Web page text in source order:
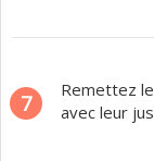
7
Remettez
avec leur